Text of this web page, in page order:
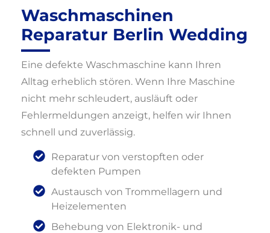
Waschmaschinen
Reparatur Berlin Wedding
Eine defekte Waschmaschine kann Ihren
Alltag erheblich stören. Wenn Ihre Maschine
nicht mehr schleudert, ausläuft oder
Fehlermeldungen anzeigt, helfen wir Ihnen
schnell und zuverlässig.
Reparatur von verstopften oder
defekten Pumpen
Austausch von Trommellagern und
Heizelementen
Behebung von Elektronik- und